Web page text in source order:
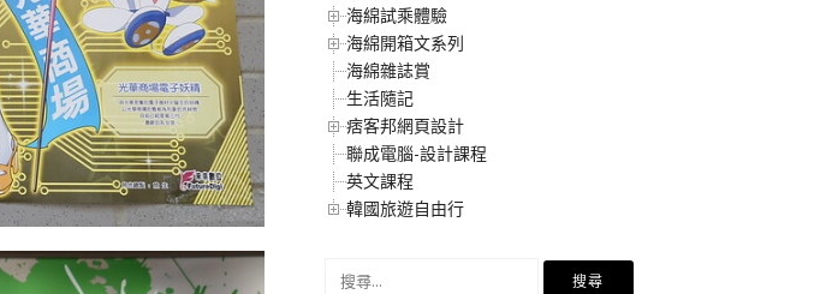
海綿試乘體驗
海綿開箱文系列
海綿雜誌賞
生活隨記
痞客邦網頁設計
聯成電腦-設計課程
英文課程
韓國旅遊自由行